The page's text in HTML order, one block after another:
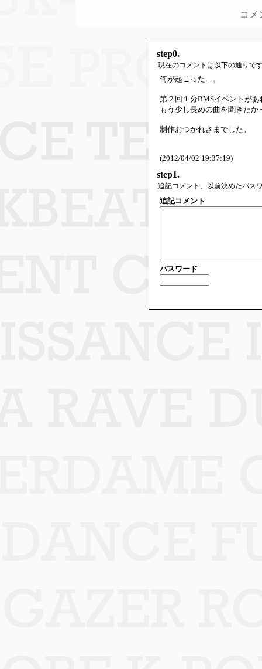
コメ
step0.
現在のコメントは以下の通りで
何が起こった…。
第２回１分BMSイベントが
もう少し長めの曲を聞きたか
制作おつかれさまでした。
(2012/04/02 19:37:19)
step1.
追記コメント、以前決めたパス
追記コメント
パスワード